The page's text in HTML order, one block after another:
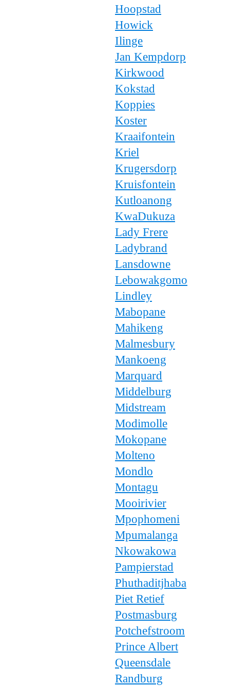
Hoopstad
Howick
Ilinge
Jan Kempdorp
Kirkwood
Kokstad
Koppies
Koster
Kraaifontein
Kriel
Krugersdorp
Kruisfontein
Kutloanong
KwaDukuza
Lady Frere
Ladybrand
Lansdowne
Lebowakgomo
Lindley
Mabopane
Mahikeng
Malmesbury
Mankoeng
Marquard
Middelburg
Midstream
Modimolle
Mokopane
Molteno
Mondlo
Montagu
Mooirivier
Mpophomeni
Mpumalanga
Nkowakowa
Pampierstad
Phuthaditjhaba
Piet Retief
Postmasburg
Potchefstroom
Prince Albert
Queensdale
Randburg